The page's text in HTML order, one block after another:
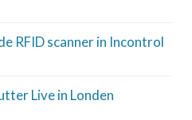
RFID scanner in Incontrol
Live in Londen